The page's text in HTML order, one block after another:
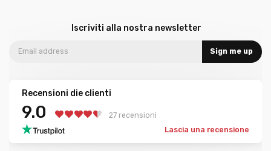
Iscriviti alla nostra newsletter
Sign me up
Recensioni die clienti
9.0
27 recensioni
Lascia una recensione